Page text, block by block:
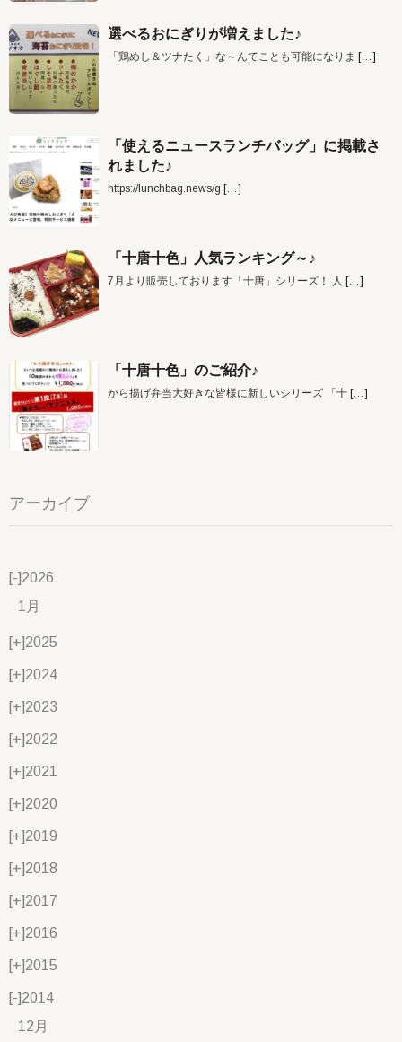
選べるおにぎりが増えました♪
「鶏めし＆ツナたく」な～んてことも可能になりま […]
「使えるニュースランチバッグ」に掲載さ
れました♪
https://lunchbag.news/g […]
「十唐十色」人気ランキング～♪
7月より販売しております「十唐」シリーズ！ 人 […]
「十唐十色」のご紹介♪
から揚げ弁当大好きな皆様に新しいシリーズ 「十 […]
アーカイブ
[-]2026
1月
[+]2025
[+]2024
[+]2023
[+]2022
[+]2021
[+]2020
[+]2019
[+]2018
[+]2017
[+]2016
[+]2015
[-]2014
12月